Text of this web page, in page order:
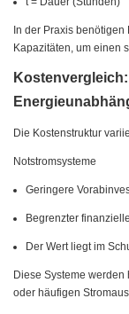
In der Praxis
Kapazitäten, um einen
Die Kostenstruktur
Notstromsysteme
Geringere
Begrenzter
Der Wert liegt im
Diese Systeme
oder häufigen